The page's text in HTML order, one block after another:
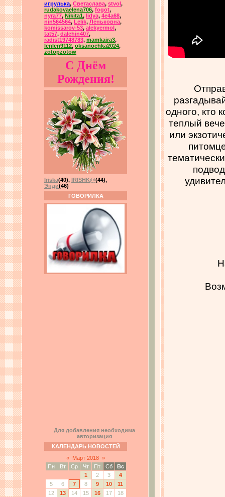
игрулька, Светаслава, stvol ,
rudakovaelena706, fogot,
nyra77, Nikita1, lidya, 4e4a68,
nin564564, Lelik, Лёньковна,
komissarov-53, alekyermol ,
tat57, dalehin407,
radist19748783, mamkaira3,
lenlen9112, oksanochka2024,
zotopzotow
С Днём
Рождения!
Iriska(40), IRISHK@(44),
Энди(46)
ГОВОРИЛКА
Для добавления необходима
авторизация
КАЛЕНДАРЬ НОВОСТЕЙ
« Март 2018 »
Пн
Вт Ср Чт Пт Сб
Вс
1
2 3
4
5
6 7 8 9 10
11
12
13 14 15 16 17
18
одного, кто
теплый
или